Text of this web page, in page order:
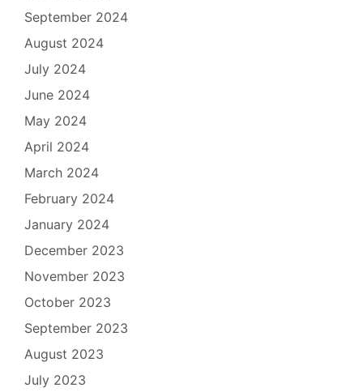
September 2024
August 2024
July 2024
June 2024
May 2024
April 2024
March 2024
February 2024
January 2024
December 2023
November 2023
October 2023
September 2023
August 2023
July 2023